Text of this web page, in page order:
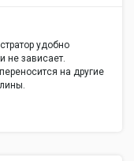
удобно
не зависает.
на другие